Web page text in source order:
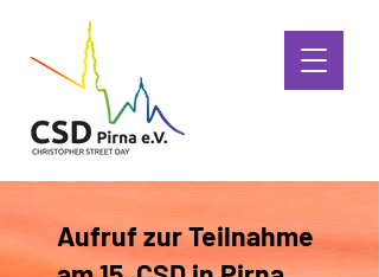
Aufruf zur Teilnahme